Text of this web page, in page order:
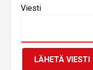
Viesti